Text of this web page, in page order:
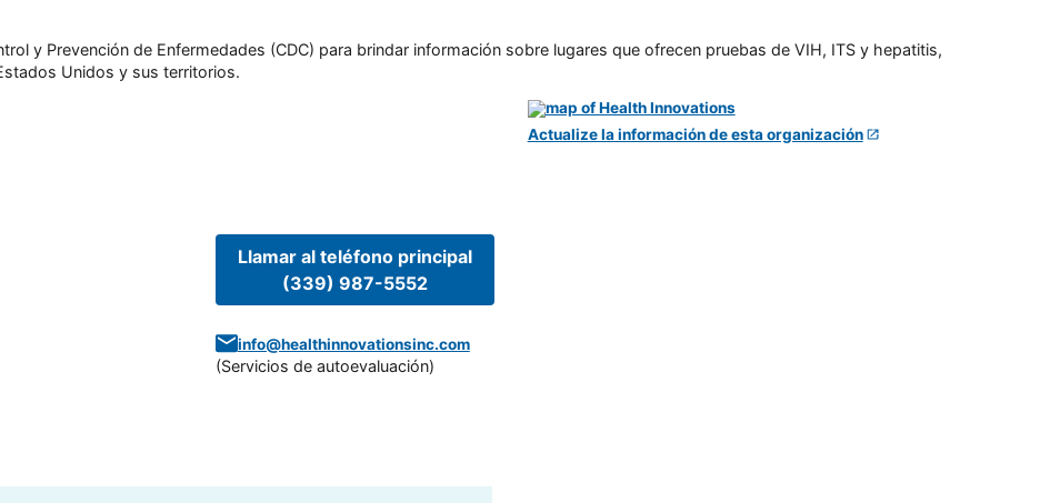
y Prevención de Enfermedades (CDC) para brindar información sobre lugares que ofrecen pruebas de VIH, ITS y hepatitis,
Unidos y sus territorios.
Llamar al teléfono principal
(339) 987-5552
info@healthinnovationsinc.com
(Servicios de autoevaluación)
Actualize la información de esta organización